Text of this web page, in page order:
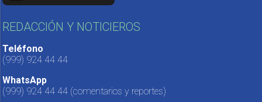
REDACCIÓN Y NOTICIEROS
Teléfono
(999) 924 44 44
WhatsApp
(999) 924 44 44 (comentarios y reportes)